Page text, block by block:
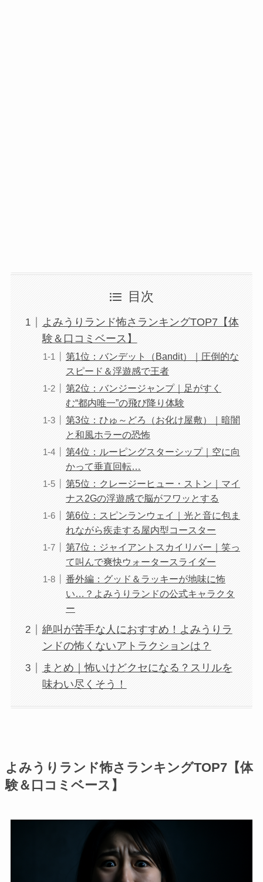
目次
よみうりランド怖さランキングTOP7【体
験＆口コミベース】
第1位：バンデット（Bandit）｜圧倒的な
スピード＆浮遊感で王者
第2位：バンジージャンプ｜足がすく
む“都内唯一”の飛び降り体験
第3位：ひゅ～どろ（お化け屋敷）｜暗闇
と和風ホラーの恐怖
第4位：ルーピングスターシップ｜空に向
かって垂直回転…
第5位：クレージーヒュー・ストン｜マイ
ナス2Gの浮遊感で脳がフワッとする
第6位：スピンランウェイ｜光と音に包ま
れながら疾走する屋内型コースター
第7位：ジャイアントスカイリバー｜笑っ
て叫んで爽快ウォータースライダー
番外編：グッド＆ラッキーが地味に怖
い…？よみうりランドの公式キャラクタ
ー
絶叫が苦手な人におすすめ！よみうりラ
ンドの怖くないアトラクションは？
まとめ｜怖いけどクセになる？スリルを
味わい尽くそう！
よみうりランド怖さランキングTOP7【体
験＆口コミベース】